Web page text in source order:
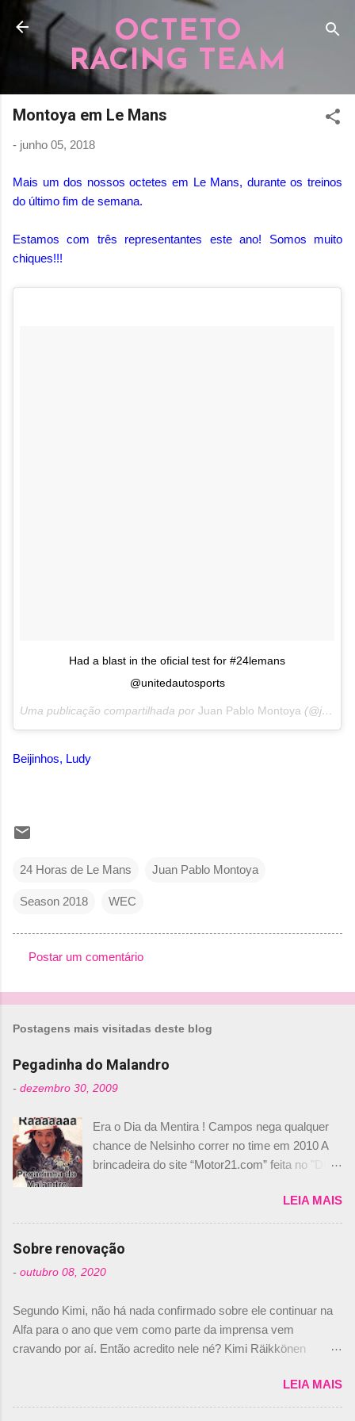
Pular para o conteúdo principal
OCTETO
RACING TEAM
Montoya em Le Mans
- junho 05, 2018
Mais um dos nossos octetes em Le Mans, durante os treinos
do último fim de semana.
Estamos com três representantes este ano! Somos muito
chiques!!!
Had a blast in the oficial test for #24lemans
@unitedautosports
Uma publicação compartilhada por Juan Pablo Montoya (@jpmonty2) em
Beijinhos, Ludy
24 Horas de Le Mans Juan Pablo Montoya
Season 2018 WEC
o
n
t
r
i
o
Postar um comentário
Postagens mais visitadas deste blog
Pegadinha do Malandro
- dezembro 30, 2009
Era o Dia da Mentira ! Campos nega qualquer
chance de Nelsinho correr no time em 2010 A
brincadeira do site “Motor21.com” feita no "Día
de abril –, afirmando que Nelson Piquet havia
comprado 15% das ações da Campos, dando,
com isso, um lugar no time a Nelsinho Piquet,
foi esclarecida de uma vez por todas por
Daniele Audetto, diretor da escuderia. O
não será o companheiro de Bruno Senna em
2010. "Na verdade, nós recebemos uma oferta
de Piquet", admitiu Audetto. “Mas depois de ter
dois brasileiros”, explicou, dizendo ainda que
não tem nada contra o filho do tricampeão
LEIA MAIS
Sobre renovação
- outubro 08, 2020
Segundo Kimi, não há nada confirmado sobre ele continuar na
Alfa para o ano que vem como parte da imprensa vem
cravando por aí. Então acredito nele né? Kimi Räikkönen
truth but I’ve never had an option in my contract so that’s
should, pretty much, tell you that it’s not true." #Kimi7 #EifelGP
LEIA MAIS